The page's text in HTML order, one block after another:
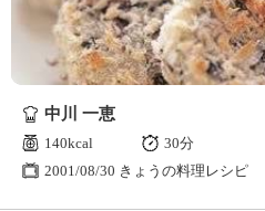
中川 一恵
140kcal
30分
2001/08/30 きょうの料理レシピ